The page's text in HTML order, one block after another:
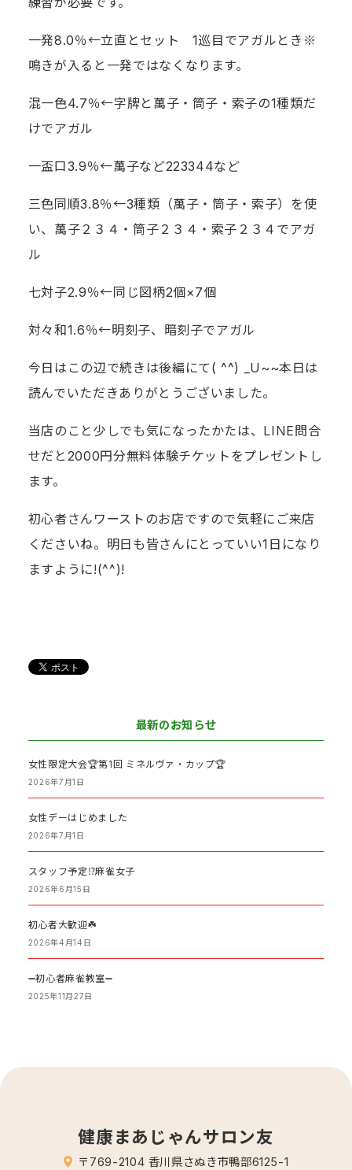
一発8.0％←立直とセット 1巡目でアガルとき※
鳴きが入ると一発ではなくなります。
混一色4.7％←字牌と萬子・筒子・索子の1種類だ
けでアガル
一盃口3.9％←萬子など223344など
三色同順3.8％←3種類（萬子・筒子・索子）を使
い、萬子２３４・筒子２３４・索子２３４でアガ
ル
七対子2.9％←同じ図柄2個×7個
対々和1.6％←明刻子、暗刻子でアガル
今日はこの辺で続きは後編にて( ^^) _U~~本日は
読んでいただきありがとうございました。
当店のこと少しでも気になったかたは、LINE問合
せだと2000円分無料体験チケットをプレゼントし
ます。
初心者さんワーストのお店ですので気軽にご来店
くださいね。明日も皆さんにとっていい1日になり
ますように!(^^)!
最新のお知らせ
女性限定大会🏆第1回 ミネルヴァ・カップ🏆
2026年7月1日
女性デーはじめました
2026年7月1日
スタッフ予定⁉️麻雀女子
2026年6月15日
初心者大歓迎☘️
2026年4月14日
➖初心者麻雀教室➖
2025年11月27日
健康まあじゃんサロン友
〒769-2104 香川県さぬき市鴨部6125-1